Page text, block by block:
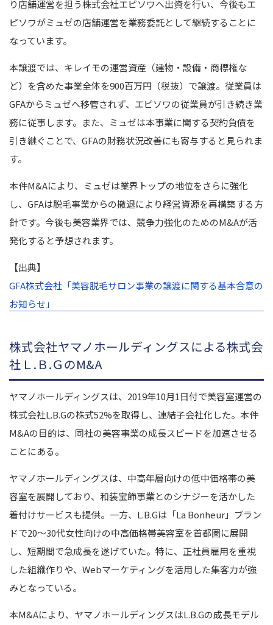
り店舗運営を担う株式会社エピソワへ出資を行い、今後もエ
ピソワがミュゼの店舗運営を業務委託として継続することに
なっています。
本譲渡では、キレイモの運営資産（建物・設備・商標権な
ど）を含めた事業全体を900百万円（税抜）で譲渡。従業員は
GFAからミュゼへ移管されず、エピソワの従業員が引き続き業
務に従事します。また、ミュゼは本事業に関する契約負債を
引き継ぐことで、GFAの財務状況改善にも寄与すると見られま
す。
本件M&Aにより、ミュゼは業界トップの地位をさらに強化
し、GFAは脱毛事業からの撤退により経営資源を再構築する方
針です。今後も美容業界では、競争力強化のためのM&Aが活
発化すると予想されます。
【出典】
GFA株式会社「美容脱毛サロン事業の譲渡に関する基本合意の
お知らせ」
株式会社ヤマノホールディングスによる株式会
社Ｌ.Ｂ.ＧのM&A
ヤマノホールディングスは、2019年10月1日付で美容室運営の
株式会社L.B.Gの株式52%を取得し、連結子会社化した。本件
M&Aの目的は、同社の美容事業の成長スピードを加速させる
ことにある。
ヤマノホールディングスは、中高年層向けの低中価格帯の美
容室を展開しており、和装宝飾事業とのシナジーを活かした
着付けサービスも提供。一方、L.B.Gは「La Bonheur」ブラン
ドで20〜30代女性向けの中高価格帯美容室を首都圏に展開
し、短期間で急成長を遂げていた。特に、正社員雇用を重視
した組織作りや、Webマーケティングを活用した集客力が強
みとなっている。
本M&Aにより、ヤマノホールディングスはL.B.Gの成長モデル